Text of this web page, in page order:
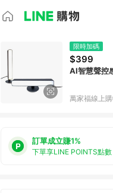
限時加碼
$399
AI智慧聲控
萬家福線上
訂單成立賺1%
下單享LINE POINTS點數